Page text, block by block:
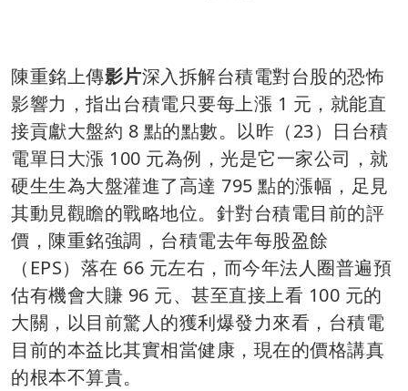
陳重銘上傳影片深入拆解台積電對台股的恐怖
影響力，指出台積電只要每上漲 1 元，就能直
接貢獻大盤約 8 點的點數。以昨（23）日台積
電單日大漲 100 元為例，光是它一家公司，就
硬生生為大盤灌進了高達 795 點的漲幅，足見
其動見觀瞻的戰略地位。針對台積電目前的評
價，陳重銘強調，台積電去年每股盈餘
（EPS）落在 66 元左右，而今年法人圈普遍預
估有機會大賺 96 元、甚至直接上看 100 元的
大關，以目前驚人的獲利爆發力來看，台積電
目前的本益比其實相當健康，現在的價格講真
的根本不算貴。